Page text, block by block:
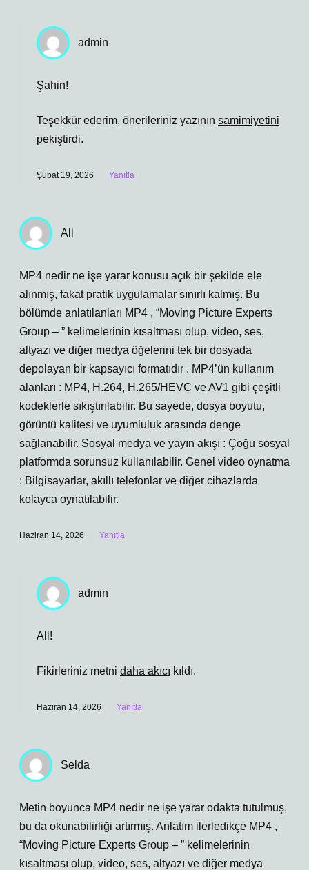
admin
Şahin!
Teşekkür ederim, önerileriniz yazının samimiyetini
pekiştirdi.
Şubat 19, 2026 Yanıtla
Ali
MP4 nedir ne işe yarar konusu açık bir şekilde ele
alınmış, fakat pratik uygulamalar sınırlı kalmış. Bu
bölümde anlatılanları MP4 , “Moving Picture Experts
Group – ” kelimelerinin kısaltması olup, video, ses,
altyazı ve diğer medya öğelerini tek bir dosyada
depolayan bir kapsayıcı formatıdır . MP4’ün kullanım
alanları : MP4, H.264, H.265/HEVC ve AV1 gibi çeşitli
kodeklerle sıkıştırılabilir. Bu sayede, dosya boyutu,
görüntü kalitesi ve uyumluluk arasında denge
sağlanabilir. Sosyal medya ve yayın akışı : Çoğu sosyal
platformda sorunsuz kullanılabilir. Genel video oynatma
: Bilgisayarlar, akıllı telefonlar ve diğer cihazlarda
kolayca oynatılabilir.
Haziran 14, 2026 Yanıtla
admin
Ali!
Fikirleriniz metni daha akıcı kıldı.
Haziran 14, 2026 Yanıtla
Selda
Metin boyunca MP4 nedir ne işe yarar odakta tutulmuş,
bu da okunabilirliği artırmış. Anlatım ilerledikçe MP4 ,
“Moving Picture Experts Group – ” kelimelerinin
kısaltması olup, video, ses, altyazı ve diğer medya